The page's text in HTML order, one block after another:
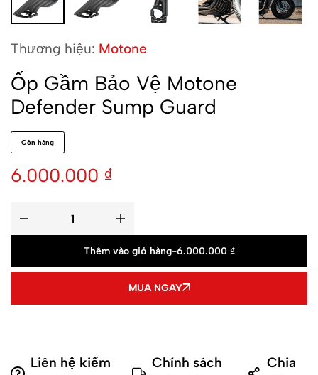
Thương hiệu: Motone
Ốp Gầm Bảo Vệ Motone
Defender Sump Guard
Còn hàng
6.000.000 ₫
Thêm vào giỏ hàng-6.000.000 ₫
MUA NGAY
Liên hệ kiểm
Chính sách
Chia